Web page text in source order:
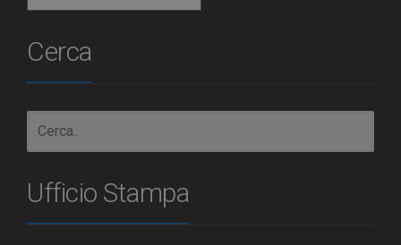
Cerca
Ufficio Stampa